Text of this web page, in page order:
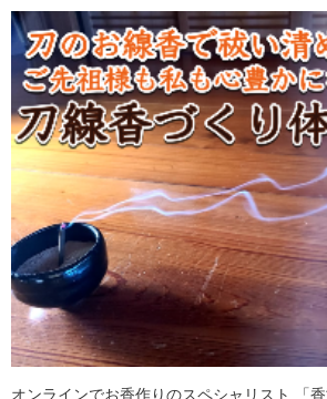
オンラインでお香作りのスペシャリスト 「